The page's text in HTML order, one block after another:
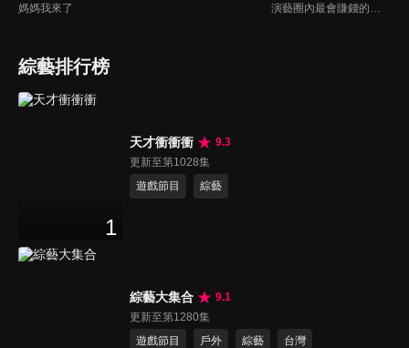
媽媽我來了 演藝圈內最會賺錢的侯昌明，以親身經歷教你理財；採訪經歷豐沛的黃文華，把所見所聞通通報你哉。不論是理財知識、兩性問題、生活資訊，完全貼近市井小民的所需所求，保證讓你生活過更好！
綜藝排行榜
1
天才衝衝衝
9.3
更新至第1028集
遊戲節目
綜藝
綜藝大集合
9.1
更新至第1280集
遊戲節目
戶外 綜藝 台灣